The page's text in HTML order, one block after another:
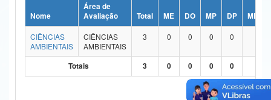
Ministério da Ciência, Tecnologia, Inovações e Comunicações
Ministério do Meio Ambiente
Ministério do Turismo
Nome
Área de
Avaliação
Total ME DO MP DP
ME/DO
CIÊNCIAS
AMBIENTAIS
CIÊNCIAS
AMBIENTAIS
3 0 0 0 0
Totais 3 0 0 0 0